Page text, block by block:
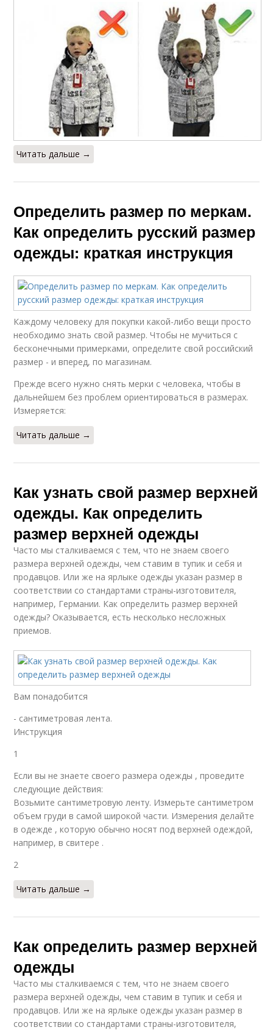
Читать дальше →
Определить размер по меркам.
Как определить русский размер
одежды: краткая инструкция
Каждому человеку для покупки какой-либо вещи просто
необходимо знать свой размер. Чтобы не мучиться с
бесконечными примерками, определите свой российский
размер - и вперед, по магазинам.
Прежде всего нужно снять мерки с человека, чтобы в
дальнейшем без проблем ориентироваться в размерах.
Измеряется:
Читать дальше →
Как узнать свой размер верхней
одежды. Как определить
размер верхней одежды
Часто мы сталкиваемся с тем, что не знаем своего
размера верхней одежды, чем ставим в тупик и себя и
продавцов. Или же на ярлыке одежды указан размер в
соответствии со стандартами страны-изготовителя,
например, Германии. Как определить размер верхней
одежды? Оказывается, есть несколько несложных
приемов.
Вам понадобится
- сантиметровая лента.
Инструкция
1
Если вы не знаете своего размера одежды , проведите
следующие действия:
Возьмите сантиметровую ленту. Измерьте сантиметром
объем груди в самой широкой части. Измерения делайте
в одежде , которую обычно носят под верхней одеждой,
например, в свитере .
2
Читать дальше →
Как определить размер верхней
одежды
Часто мы сталкиваемся с тем, что не знаем своего
размера верхней одежды, чем ставим в тупик и себя и
продавцов. Или же на ярлыке одежды указан размер в
соответствии со стандартами страны-изготовителя,